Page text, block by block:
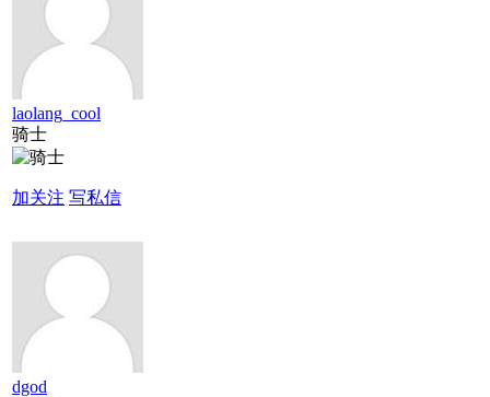
laolang_cool
骑士
加关注 写私信
dgod